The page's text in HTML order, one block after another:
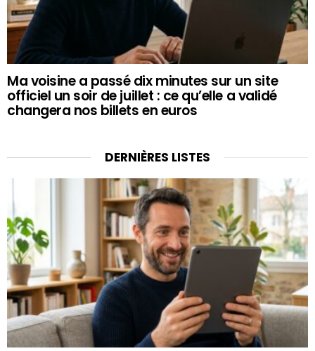
Ma voisine a passé dix minutes sur un site
officiel un soir de juillet : ce qu’elle a validé
changera nos billets en euros
DERNIÈRES LISTES